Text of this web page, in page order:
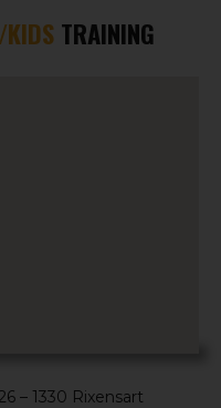
KIDS TRAINING
– 1330 Rixensart